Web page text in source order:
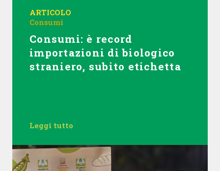
ARTICOLO
Consumi
Consumi: è record
importazioni di biologico
straniero, subito etichetta
Leggi tutto